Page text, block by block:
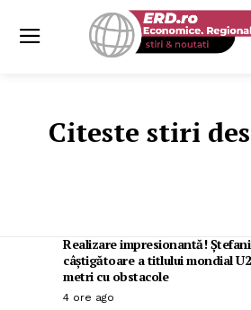
Citeste stiri
Realizare impresionantă!
câștigătoare a titlului mondial
metri cu obstacole
4 ore ago